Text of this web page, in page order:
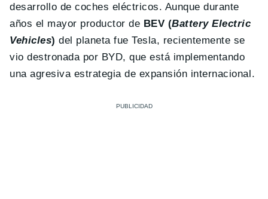
desarrollo de coches eléctricos. Aunque durante
años el mayor productor de BEV (Battery Electric
Vehicles) del planeta fue Tesla, recientemente se
vio destronada por BYD , que está implementando
una agresiva estrategia de expansión internacional.